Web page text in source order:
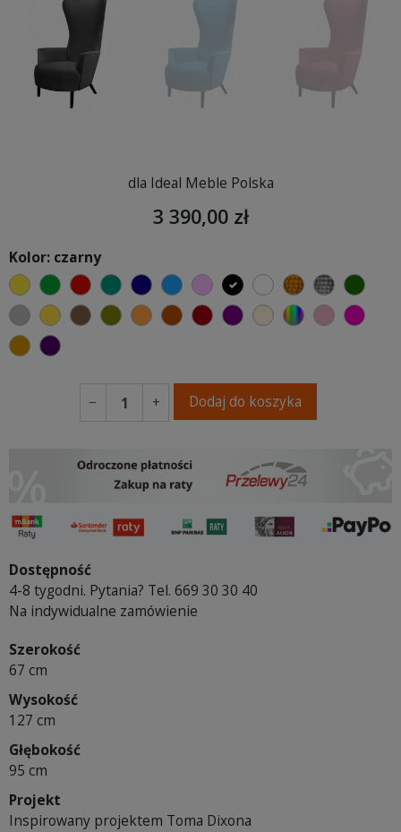
dla Ideal Meble Polska
3 390,00 zł
Kolor: czarny
żółtyzielonyczerwonyturkusowygranatowyniebieski
różowyczarnybiałyzłotysrebrny
szarymusztardowy
brązowyoliwkowypomarańczowy
ceglastybordowyfioletowa purpura
ecru beżowy
wybór koloru
brudny
koniakowy
fioletowy
− + Dodaj do koszyka
Dostępność
4-8 tygodni. Pytania? Tel. 669 30 30 40
Na indywidualne zamówienie
Szerokość
67 cm
Wysokość
127 cm
Głębokość
95 cm
Projekt
Inspirowany projektem Toma Dixona